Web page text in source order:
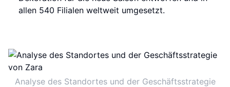
allen 540 Filialen weltweit umgesetzt.
Analyse des Standortes und der Geschäftsstrategie